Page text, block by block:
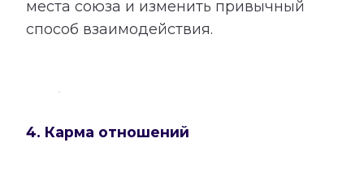
места союза и изменить привычный
способ взаимодействия.
4. Карма отношений